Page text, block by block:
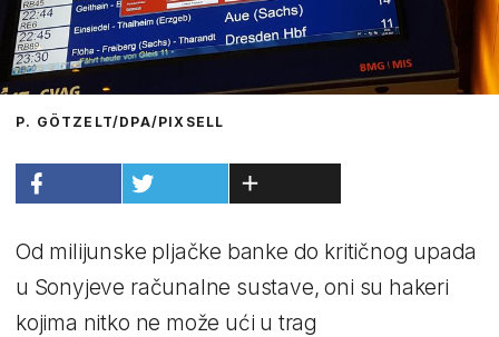
P. GÖTZELT/DPA/PIXSELL
Od milijunske pljačke banke do kritičnog upada
u Sonyjeve računalne sustave, oni su hakeri
kojima nitko ne može ući u trag